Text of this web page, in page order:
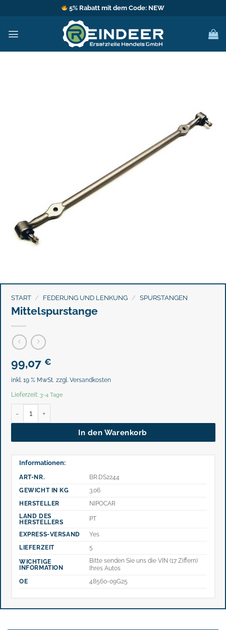
springen
5% Rabatt mit dem Code: NEW
START / FEDERUNG UND LENKUNG / SPURSTANGEN
Mittelspurstange
99,07 €
inkl. 19 % MwSt. zzgl. Versandkosten
Lieferzeit: 3-4 Tage
In den Warenkorb
Informationen:
ART-NR.
BR.DS2244
GEWICHT IN KG
3.06
HERSTELLER
NIPOCAR
LAND DES
HERSTELLERS
PT
EXPRESS-VERSAND
Yes
LIEFERZEIT
5
WICHTIGE
INFORMATION
Bitte senden Sie uns die VIN (17 Ziffern)
Ihres Autos
OE
48560-09G25